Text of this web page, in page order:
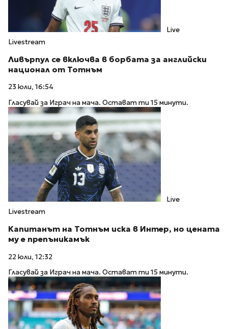
Live
Livestream
Ливърпул се включва в борбата за английски
национал от Тотнъм
23 юли, 16:54
Гласувай за Играч на мача. Остават ти 15 минути.
Live
Livestream
Капитанът на Тотнъм иска в Интер, но цената
му е препъникамък
22 юли, 12:32
Гласувай за Играч на мача. Остават ти 15 минути.